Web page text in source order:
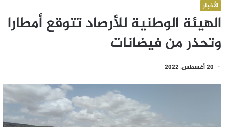
الأخبار
الهيئة الوطنية للأرصاد تتوقع أمطارا
وتحذر من فيضانات
20 أغسطس، 2022